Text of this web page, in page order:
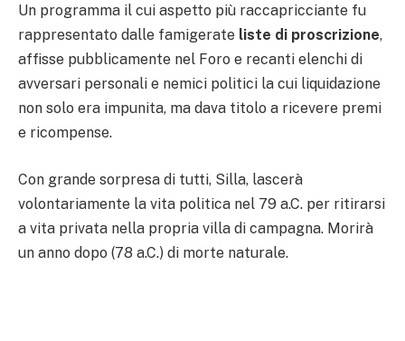
Un programma il cui aspetto più raccapricciante fu
rappresentato dalle famigerate liste di proscrizione,
affisse pubblicamente nel Foro e recanti elenchi di
avversari personali e nemici politici la cui liquidazione
non solo era impunita, ma dava titolo a ricevere premi
e ricompense.
Con grande sorpresa di tutti, Silla, lascerà
volontariamente la vita politica nel 79 a.C. per ritirarsi
a vita privata nella propria villa di campagna. Morirà
un anno dopo (78 a.C.) di morte naturale.